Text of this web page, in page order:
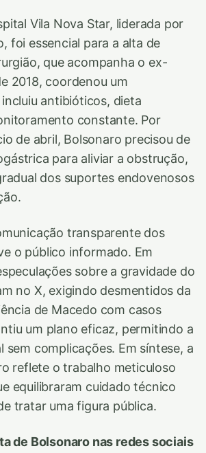
Vila Nova Star, liderada por
foi essencial para a alta de
que acompanha o ex-
2018, coordenou um
antibióticos, dieta
constante. Por
de abril, Bolsonaro precisou de
para aliviar a obstrução,
dos suportes endovenosos
transparente dos
o público informado. Em
sobre a gravidade do
no X, exigindo desmentidos da
de Macedo com casos
um plano eficaz, permitindo a
sem complicações. Em síntese, a
reflete o trabalho meticuloso
equilibraram cuidado técnico
tratar uma figura pública.
de Bolsonaro nas redes sociais